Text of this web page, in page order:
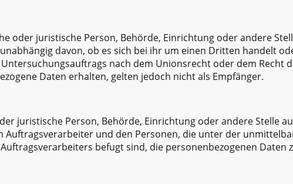
oder juristische Person, Behörde, Einrichtung oder andere
davon, ob es sich bei ihr um einen Dritten handelt
nach dem Unionsrecht oder dem Recht
Daten erhalten, gelten jedoch nicht als Empfänger.
juristische Person, Behörde, Einrichtung oder andere Stelle
Auftragsverarbeiter und den Personen, die unter der
befugt sind, die personenbezogenen Daten